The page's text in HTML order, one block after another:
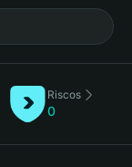
Riscos
0